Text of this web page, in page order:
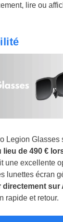
lire ou
Legion Glasses
lieu de 490 €
une excellente
lunettes écran
directement sur
rapide et retour.